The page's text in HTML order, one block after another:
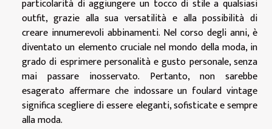
particolarità di aggiungere un tocco di stile a qualsiasi
outfit, grazie alla sua versatilità e alla possibilità di
creare innumerevoli abbinamenti. Nel corso degli anni, è
diventato un elemento cruciale nel mondo della moda, in
grado di esprimere personalità e gusto personale, senza
mai passare inosservato. Pertanto, non sarebbe
esagerato affermare che indossare un foulard vintage
significa scegliere di essere eleganti, sofisticate e sempre
alla moda.